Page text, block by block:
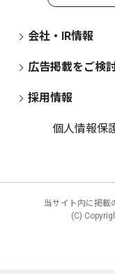
会社・IR情報
広告掲載をご検
採用情報
個人情報保
当サイト内に掲載
(C)